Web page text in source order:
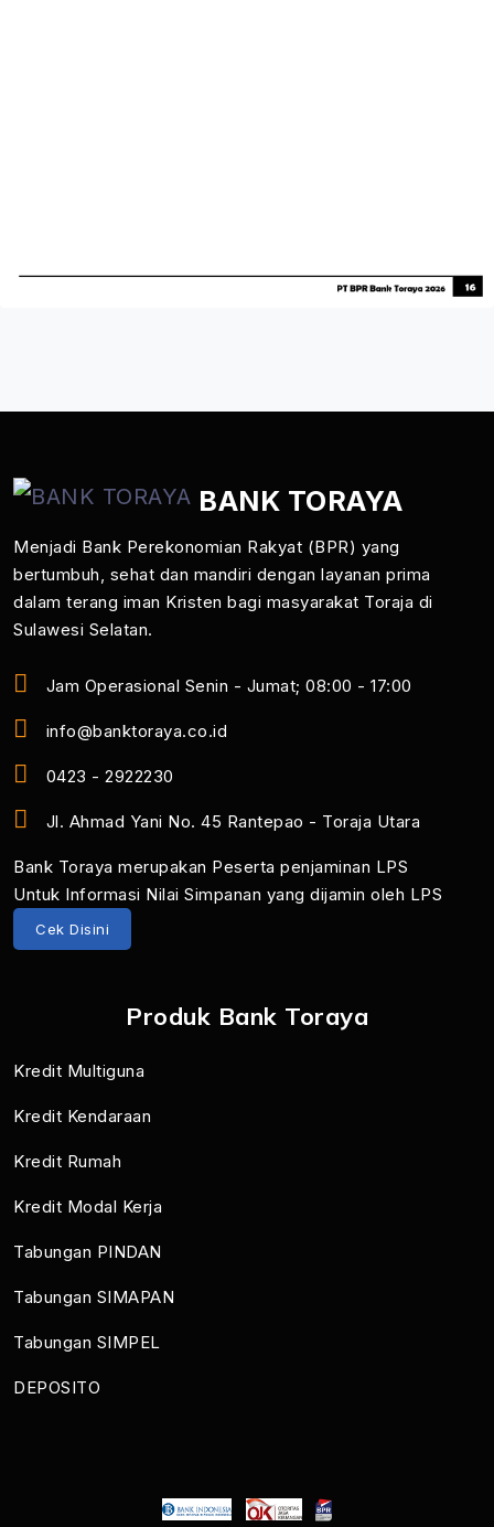
BANK TORAYA
Menjadi Bank Perekonomian Rakyat (BPR) yang
bertumbuh, sehat dan mandiri dengan layanan prima
dalam terang iman Kristen bagi masyarakat Toraja di
Sulawesi Selatan.
Jam Operasional Senin - Jumat; 08:00 - 17:00
info@banktoraya.co.id
0423 - 2922230
Jl. Ahmad Yani No. 45 Rantepao - Toraja Utara
Bank Toraya merupakan Peserta penjaminan LPS
Untuk Informasi Nilai Simpanan yang dijamin oleh LPS
Cek Disini
Produk Bank Toraya
Kredit Multiguna
Kredit Kendaraan
Kredit Rumah
Kredit Modal Kerja
Tabungan PINDAN
Tabungan SIMAPAN
Tabungan SIMPEL
DEPOSITO